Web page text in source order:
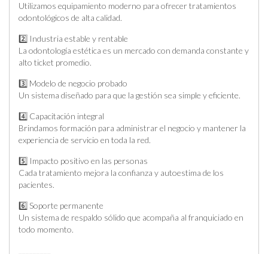
Utilizamos equipamiento moderno para ofrecer tratamientos
odontológicos de alta calidad.
2️⃣ Industria estable y rentable
La odontología estética es un mercado con demanda constante y
alto ticket promedio.
3️⃣ Modelo de negocio probado
Un sistema diseñado para que la gestión sea simple y eficiente.
4️⃣ Capacitación integral
Brindamos formación para administrar el negocio y mantener la
experiencia de servicio en toda la red.
5️⃣ Impacto positivo en las personas
Cada tratamiento mejora la confianza y autoestima de los
pacientes.
6️⃣ Soporte permanente
Un sistema de respaldo sólido que acompaña al franquiciado en
todo momento.